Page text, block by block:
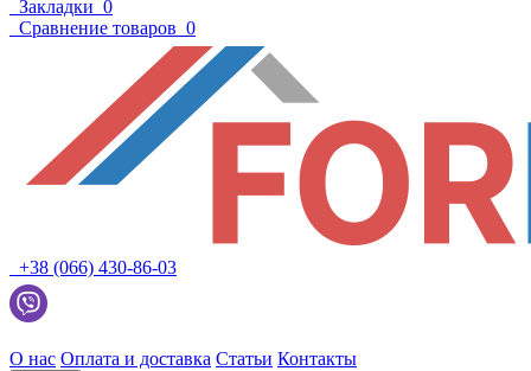
Закладки 0
Сравнение товаров 0
+38 (066) 430-86-03
О нас Оплата и доставка Статьи Контакты